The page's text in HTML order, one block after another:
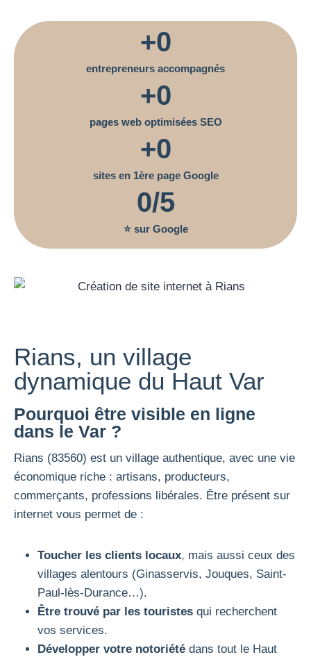
entrepreneurs accompagnés
+0
pages web optimisées SEO
+0
sites en 1ère page Google
+0
⭐ sur Google
0/5
Rians, un village
dynamique du Haut Var
Pourquoi être visible en ligne
dans le Var ?
Rians (83560) est un village authentique, avec une vie
économique riche : artisans, producteurs,
commerçants, professions libérales. Être présent sur
internet vous permet de :
Toucher les clients locaux, mais aussi ceux des
villages alentours (Ginasservis, Jouques, Saint-
Paul-lès-Durance…).
Être trouvé par les touristes qui recherchent
vos services.
Développer votre notoriété dans tout le Haut